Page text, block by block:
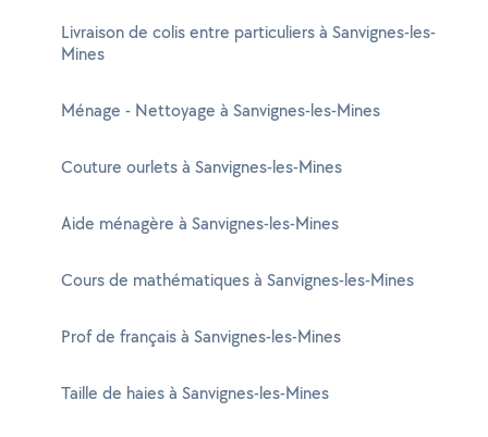
Livraison de colis entre particuliers à Sanvignes-les-
Mines
Ménage - Nettoyage à Sanvignes-les-Mines
Couture ourlets à Sanvignes-les-Mines
Aide ménagère à Sanvignes-les-Mines
Cours de mathématiques à Sanvignes-les-Mines
Prof de français à Sanvignes-les-Mines
Taille de haies à Sanvignes-les-Mines